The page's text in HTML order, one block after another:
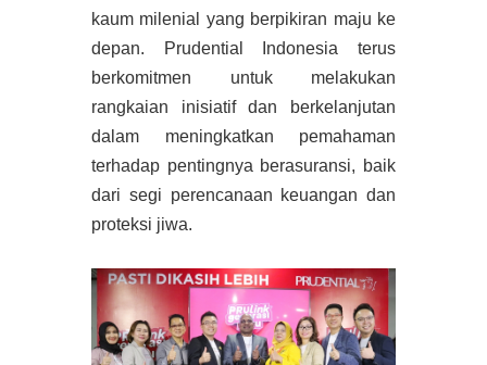
kaum milenial yang berpikiran maju ke
depan. Prudential Indonesia terus
berkomitmen untuk melakukan
rangkaian inisiatif dan berkelanjutan
dalam meningkatkan pemahaman
terhadap pentingnya berasuransi, baik
dari segi perencanaan keuangan dan
proteksi jiwa.